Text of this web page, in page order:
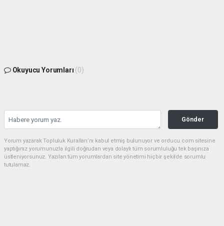
Okuyucu Yorumları (0)
Gönder
Yorum yazarak Topluluk Kuralları’nı kabul etmiş bulunuyor ve orducu.com sitesine
yaptığınız yorumunuzla ilgili doğrudan veya dolaylı tüm sorumluluğu tek başınıza
üstleniyorsunuz. Yazılan tüm yorumlardan site yönetimi hiçbir şekilde sorumlu
tutulamaz.